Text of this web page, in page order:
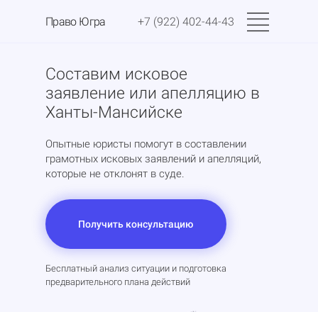
Право Югра +7 (922) 402-44-43
Составим исковое
заявление или апелляцию в
Ханты-Мансийске
Опытные юристы помогут в составлении
грамотных исковых заявлений и апелляций,
которые не отклонят в суде.
Получить консультацию
Бесплатный анализ ситуации и подготовка
предварительного плана действий